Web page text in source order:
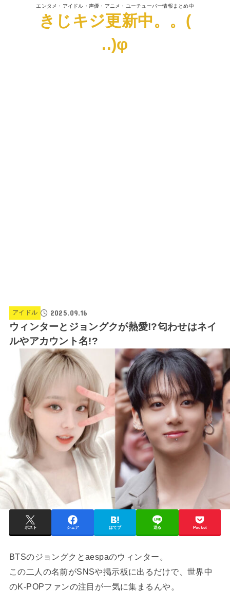
エンタメ・アイドル・声優・アニメ・ユーチューバー情報まとめ中
きじキジ更新中。。(
..)φ
アイドル 2025.09.16
ウィンターとジョングクが熱愛!?匂わせはネイ
ルやアカウント名!?
ポスト シェア はてブ 送る Pocket
BTSのジョングクとaespaのウィンター。
この二人の名前がSNSや掲示板に出るだけで、世界中
のK-POPファンの注目が一気に集まるんや。